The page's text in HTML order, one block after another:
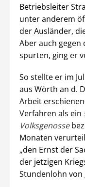
Betriebsleiter
unter anderem
der Ausländer,
Aber auch
spurten, ging er
So stellte er im
aus Wörth an d.
Arbeit
Verfahren als ein
Volksgenosse
Monaten
„den Ernst der
der jetzigen
Stundenlohn von